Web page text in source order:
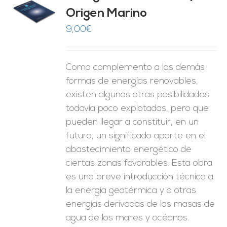
Origen Marino
9,00€
Como complemento a las demás
formas de energías renovables,
existen algunas otras posibilidades
todavía poco explotadas, pero que
pueden llegar a constituir, en un
futuro, un significado aporte en el
abastecimiento energético de
ciertas zonas favorables. Esta obra
es una breve introducción técnica a
la energía geotérmica y a otras
energías derivadas de las masas de
agua de los mares y océanos.